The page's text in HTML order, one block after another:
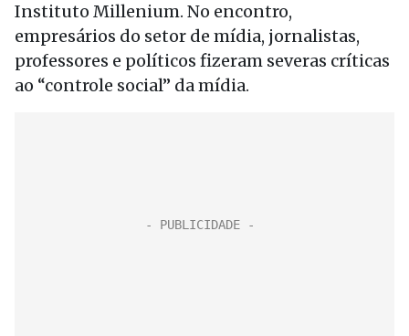
Instituto Millenium. No encontro,
empresários do setor de mídia, jornalistas,
professores e políticos fizeram severas críticas
ao “controle social” da mídia.